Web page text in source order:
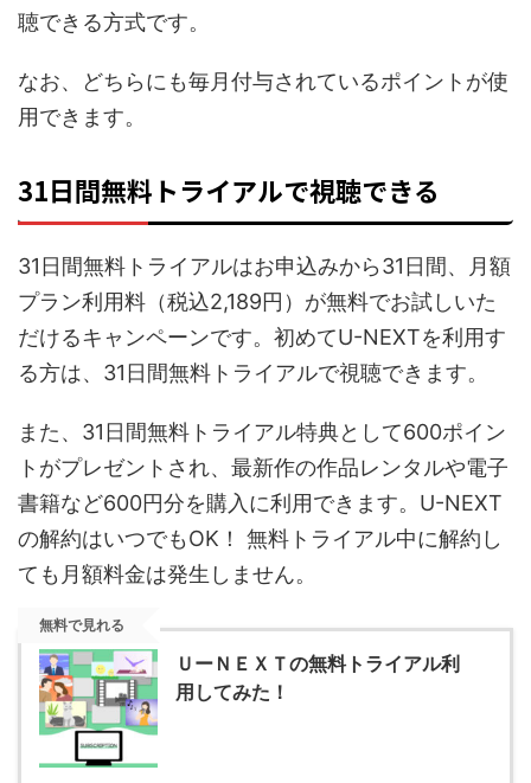
聴できる方式です。
なお、どちらにも毎月付与されているポイントが使
用できます。
31日間無料トライアルで視聴できる
31日間無料トライアルはお申込みから31日間、月額
プラン利用料（税込2,189円）が無料でお試しいた
だけるキャンペーンです。初めてU-NEXTを利用す
る方は、31日間無料トライアルで視聴できます。
また、31日間無料トライアル特典として600ポイン
トがプレゼントされ、最新作の作品レンタルや電子
書籍など600円分を購入に利用できます。U-NEXT
の解約はいつでもOK！ 無料トライアル中に解約し
ても月額料金は発生しません。
無料で見れる
ＵーＮＥＸＴの無料トライアル利
用してみた！